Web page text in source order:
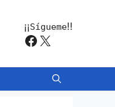
¡¡Sígueme!!
Facebook
X